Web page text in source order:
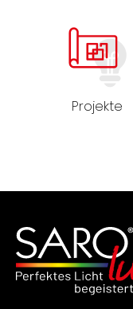
Projekte